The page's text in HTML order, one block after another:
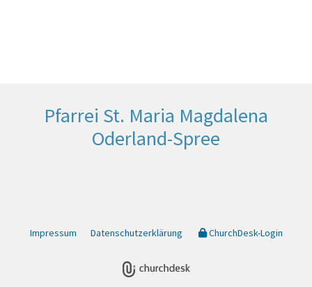
Pfarrei St. Maria Magdalena
Oderland-Spree
Impressum Datenschutzerklärung ChurchDesk-Login